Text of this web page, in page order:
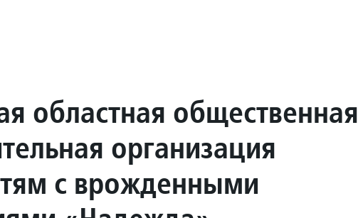
областная общественная
организация
с врожденными